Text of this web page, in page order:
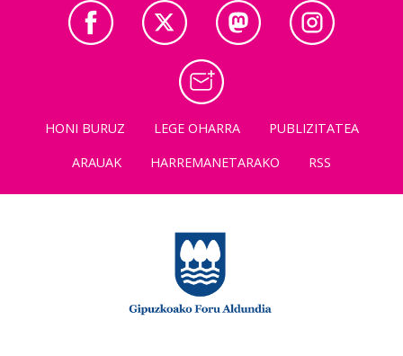
HONI BURUZ LEGE OHARRA
PUBLIZITATEA
ARAUAK
HARREMANETARAKO RSS